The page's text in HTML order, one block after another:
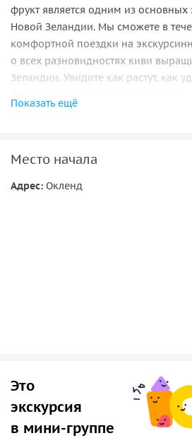
фрукт является одним из основных
Новой Зеландии. Мы сможете в
комфортной поездки на
о всех разновидностях киви
Зеландии. Увидите как растут, как
и золотого киви фрукта. В
по уникальным рецептам с
Косметические продукты на основе
Показать ещё
Место начала
Адрес: Окленд
Это
экскурсия
в мини-группе